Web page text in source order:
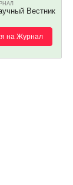
Вестник
на Журнал